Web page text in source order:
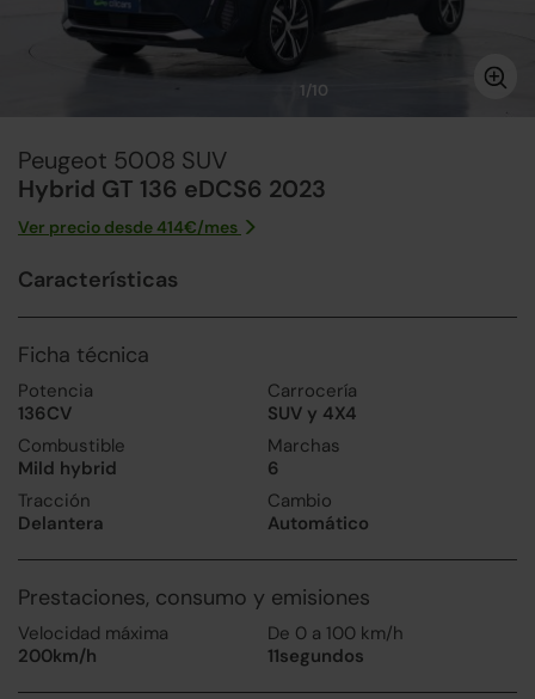
1/10
Peugeot 5008 SUV
Hybrid GT 136 eDCS6 2023
Ver precio desde414€/mes
Características
Ficha técnica
Potencia
136CV
Carrocería
SUV y 4X4
Combustible
Mild hybrid
Marchas
6
Tracción
Delantera
Cambio
Automático
Prestaciones, consumo y emisiones
Velocidad máxima
200km/h
De 0 a 100 km/h
11segundos